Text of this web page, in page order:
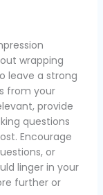
wrapping
leave a strong
from your
provide
questions
Encourage
or
linger in your
further or